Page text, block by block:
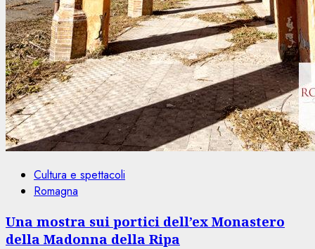
Cultura e spettacoli
Romagna
Una mostra sui portici dell’ex Monastero
della Madonna della Ripa